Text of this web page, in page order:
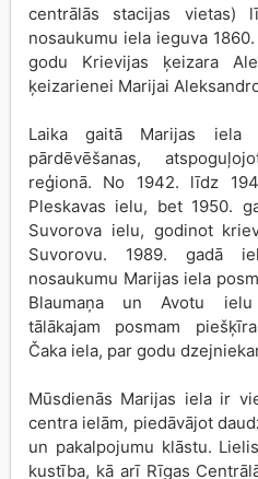
centrālās stacijas vietas)
nosaukumu iela ieguva
godu Krievijas ķeizara
ķeizarienei Marijai
Laika gaitā Marijas iela
pārdēvēšanas,
reģionā. No 1942. līdz
Pleskavas ielu, bet 1950.
Suvorova ielu, godinot
Suvorovu. 1989. gadā
nosaukumu Marijas iela
Blaumaņa un Avotu ielu
tālākajam posmam
Čaka iela, par godu
Mūsdienās Marijas iela ir
centra ielām, piedāvājot
un pakalpojumu klāstu.
kustība, kā arī Rīgas